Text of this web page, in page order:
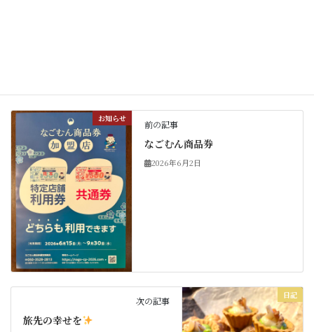
お知らせ
前の記事
なごむん商品券
2026年6月2日
日記
次の記事
旅先の幸せを